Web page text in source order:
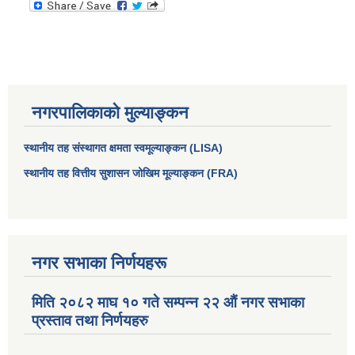
नगरपालिकाको मुल्याङ्कन
स्थानीय तह संस्थागत क्षमता स्वमूल्याङ्कन (LISA)
स्थानीय तह वित्तीय सुशासन जोखिम मूल्याङ्कन (FRA)
नगर सभाका निर्णयहरू
मिति २०८२ माघ १० गते सम्पन्न २२ औं नगर सभाका
प्रस्ताव तथा निर्णयहरु